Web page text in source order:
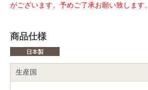
がございます。予めご了承お願い致します。
商品仕様
生産国